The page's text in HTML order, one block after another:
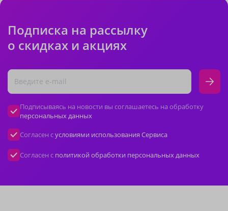
Подписка на рассылку
о скидках и акциях
Подписываясь на новости вы соглашаетесь на обработку
персональных данных
Согласен сусловиями использования Сервиса
Согласен с политикой обработки персональных данных